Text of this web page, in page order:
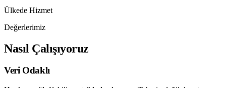
Ülkede Hizmet
Değerlerimiz
Nasıl Çalışıyoruz
Veri Odaklı